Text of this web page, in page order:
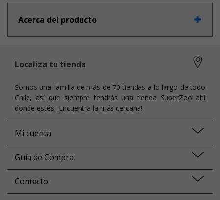
Acerca del producto
Localiza tu tienda
Somos una familia de más de 70 tiendas a lo largo de todo
Chile, así que siempre tendrás una tienda SuperZoo ahí
donde estés. ¡Encuentra la más cercana!
Mi cuenta
Guía de Compra
Contacto